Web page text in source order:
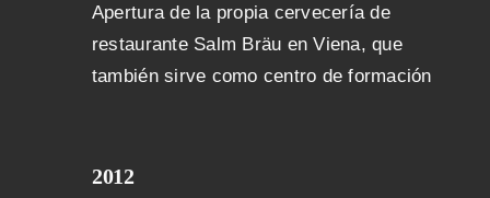
Apertura de la propia cervecería de
restaurante Salm Bräu en Viena, que
también sirve como centro de formación
2012